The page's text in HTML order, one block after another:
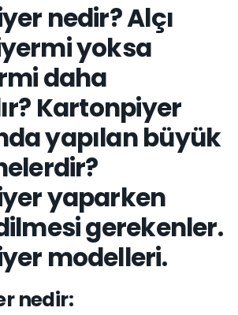
nedir? Alçı
yoksa
daha
Kartonpiyer
yapılan büyük
yaparken
gerekenler.
modelleri.
nedir: